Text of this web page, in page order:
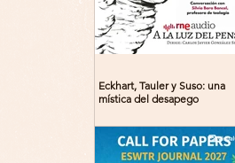
Eckhart, Tauler y Suso: una
mística del desapego